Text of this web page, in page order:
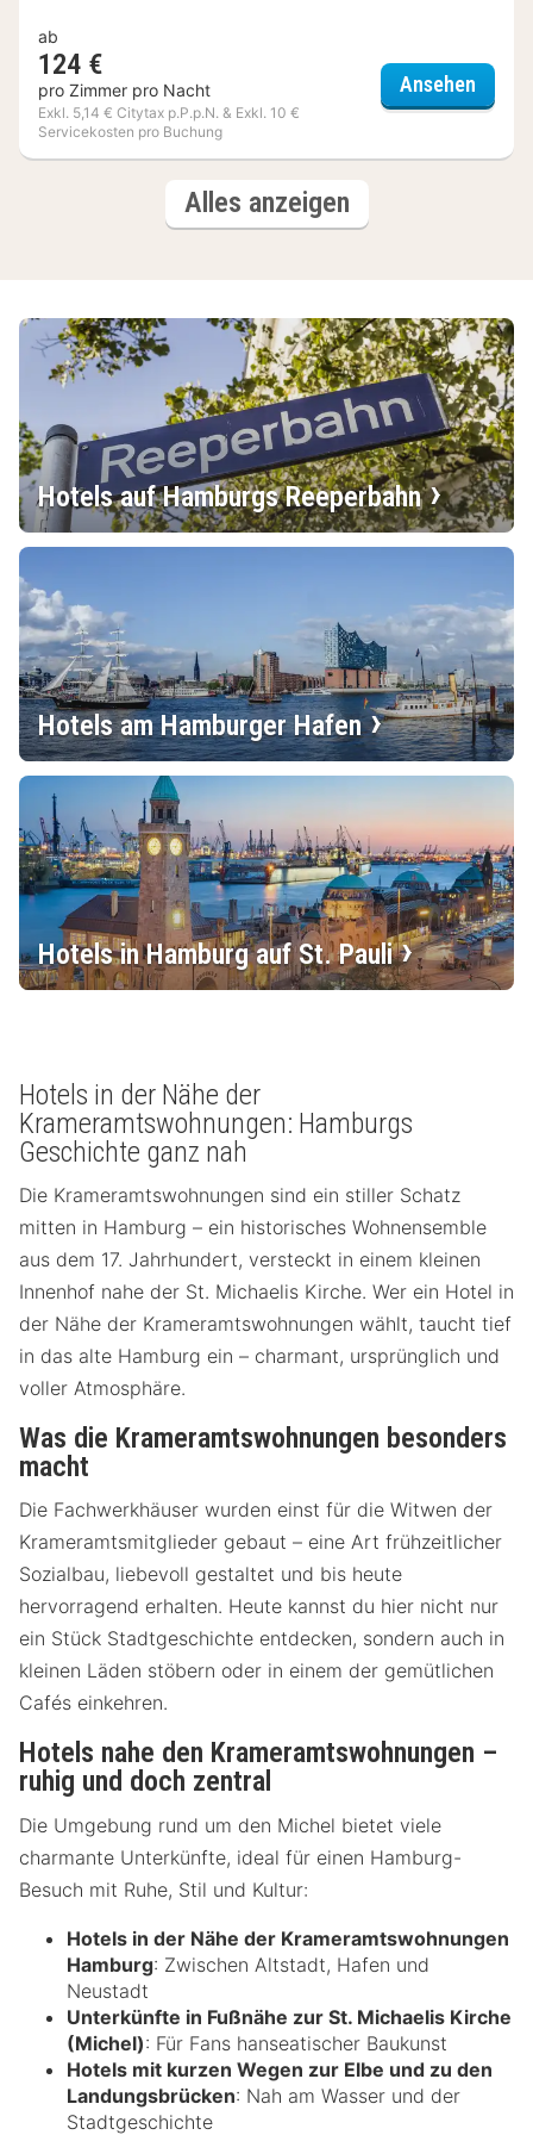
ab
124 €
pro Zimmer pro Nacht
Exkl. 5,14 € Citytax p.P.p.N. & Exkl. 10 €
Servicekosten pro Buchung
Ansehen
Alles anzeigenHotels
Hotels auf Hamburgs Reeperbahn
Hotels am Hamburger Hafen
Hotels in Hamburg auf St. Pauli
Hotels in der Nähe der
Krameramtswohnungen: Hamburgs
Geschichte ganz nah
Die Krameramtswohnungen sind ein stiller Schatz
mitten in Hamburg – ein historisches Wohnensemble
aus dem 17. Jahrhundert, versteckt in einem kleinen
Innenhof nahe der St. Michaelis Kirche. Wer ein Hotel in
der Nähe der Krameramtswohnungen wählt, taucht tief
in das alte Hamburg ein – charmant, ursprünglich und
voller Atmosphäre.
Was die Krameramtswohnungen besonders
macht
Die Fachwerkhäuser wurden einst für die Witwen der
Krameramtsmitglieder gebaut – eine Art frühzeitlicher
Sozialbau, liebevoll gestaltet und bis heute
hervorragend erhalten. Heute kannst du hier nicht nur
ein Stück Stadtgeschichte entdecken, sondern auch in
kleinen Läden stöbern oder in einem der gemütlichen
Cafés einkehren.
Hotels nahe den Krameramtswohnungen –
ruhig und doch zentral
Die Umgebung rund um den Michel bietet viele
charmante Unterkünfte, ideal für einen Hamburg-
Besuch mit Ruhe, Stil und Kultur:
Hotels in der Nähe der Krameramtswohnungen
Hamburg: Zwischen Altstadt, Hafen und
Neustadt
Unterkünfte in Fußnähe zur St. Michaelis Kirche
(Michel): Für Fans hanseatischer Baukunst
Hotels mit kurzen Wegen zur Elbe und zu den
Landungsbrücken: Nah am Wasser und der
Stadtgeschichte